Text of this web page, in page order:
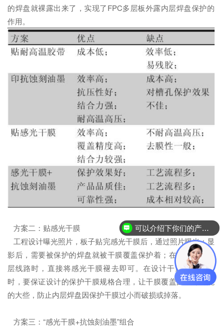
的焊盘就裸露出来了，实现了FPC多层板外露内层焊盘保护的
作用。
方案二：贴感光干膜
工程设计曝光照片，板子贴完感光干膜后，通过照片曝光；显
影后，需要被保护的焊盘就被干膜覆盖保护着；在制作FPC外
层线路时，直接将感光干膜褪去即可。在设计干膜曝光照片
时，要保证设计的保护干膜规格合理，让干膜覆盖面积尽可能
的大些，防止内层焊盘因保护干膜过小而破损或掉落。
方案三：“感光干膜+抗蚀刻油墨”组合
可以介绍下你们的产品么？